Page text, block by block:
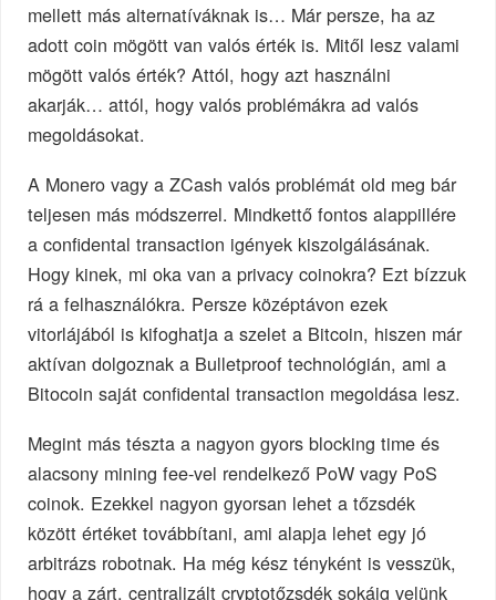
mellett más alternatíváknak is… Már persze, ha az
adott coin mögött van valós érték is. Mitől lesz valami
mögött valós érték? Attól, hogy azt használni
akarják… attól, hogy valós problémákra ad valós
megoldásokat.
A Monero vagy a ZCash valós problémát old meg bár
teljesen más módszerrel. Mindkettő fontos alappillére
a confidental transaction igények kiszolgálásának.
Hogy kinek, mi oka van a privacy coinokra? Ezt bízzuk
rá a felhasználókra. Persze középtávon ezek
vitorlájából is kifoghatja a szelet a Bitcoin, hiszen már
aktívan dolgoznak a Bulletproof technológián, ami a
Bitocoin saját confidental transaction megoldása lesz.
Megint más tészta a nagyon gyors blocking time és
alacsony mining fee-vel rendelkező PoW vagy PoS
coinok. Ezekkel nagyon gyorsan lehet a tőzsdék
között értéket továbbítani, ami alapja lehet egy jó
arbitrázs robotnak. Ha még kész tényként is vesszük,
hogy a zárt, centralizált cryptotőzsdék sokáig velünk